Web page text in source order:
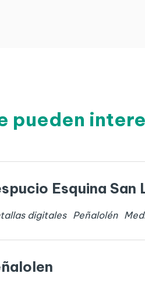
pueden
Esquina San
digitales Peñalolén